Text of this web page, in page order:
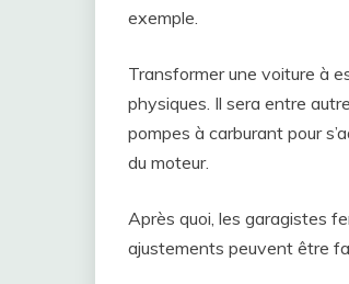
exemple.
Transformer une voiture à
physiques. Il sera entre
pompes à carburant pour
du moteur.
Après quoi, les garagistes
ajustements peuvent être